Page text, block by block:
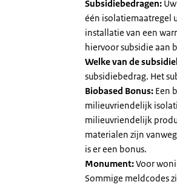
Subsidiebedragen:
één isolatiemaatregel
installatie van een
hiervoor subsidie aan
Welke van de
subsidiebedrag. Het
Biobased Bonus: Een
milieuvriendelijk
milieuvriendelijk
materialen zijn
is er een bonus.
Monument:Voor
Sommige meldcodes